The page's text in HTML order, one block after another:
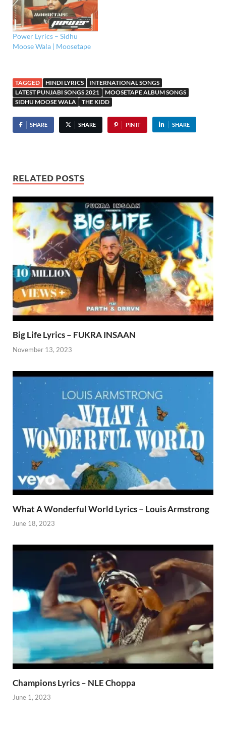
Power Lyrics – Sidhu
Moose Wala | Moosetape
TAGGED HINDI LYRICS
INTERNATIONAL SONGS
LATEST PUNJABI SONGS 2021
MOOSETAPE ALBUM SONGS
SIDHU MOOSE WALA
THE KIDD
SHARE SHARE PIN IT SHARE
RELATED POSTS
Big Life Lyrics – FUKRA INSAAN
November 13, 2023
What A Wonderful World Lyrics – Louis Armstrong
June 18, 2023
Champions Lyrics – NLE Choppa
June 1, 2023